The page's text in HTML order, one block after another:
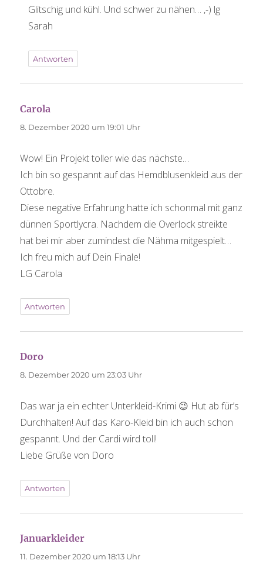
Glitschig und kühl. Und schwer zu nähen… ,-) lg
Sarah
Antworten
Carola
8. Dezember 2020 um 19:01 Uhr
Wow! Ein Projekt toller wie das nächste…
Ich bin so gespannt auf das Hemdblusenkleid aus der
Ottobre.
Diese negative Erfahrung hatte ich schonmal mit ganz
dünnen Sportlycra. Nachdem die Overlock streikte
hat bei mir aber zumindest die Nähma mitgespielt…
Ich freu mich auf Dein Finale!
LG Carola
Antworten
Doro
8. Dezember 2020 um 23:03 Uhr
Das war ja ein echter Unterkleid-Krimi 😉 Hut ab für’s
Durchhalten! Auf das Karo-Kleid bin ich auch schon
gespannt. Und der Cardi wird toll!
Liebe Grüße von Doro
Antworten
Januarkleider
11. Dezember 2020 um 18:13 Uhr